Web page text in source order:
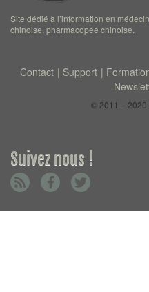
Site dédié à l’information en
chinoise, pharmacopée chinoise.
Contact Support
© 2011 –
Suivez nous !